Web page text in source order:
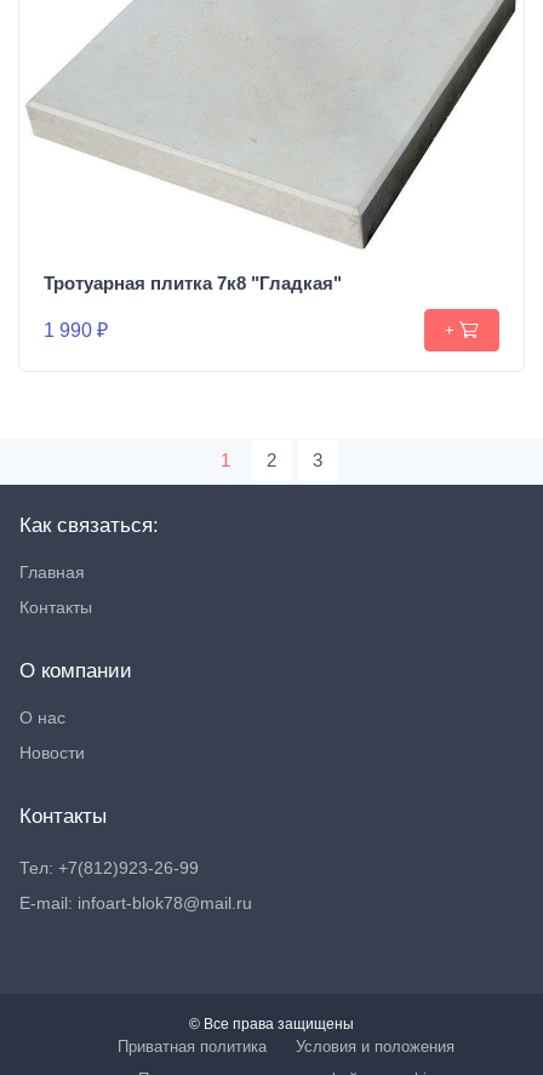
Тротуарная плитка 7к8 "Гладкая"
1 990 ₽ +
1 2 3
Как связаться:
Главная
Контакты
О компании
О нас
Новости
Контакты
Тел: +7(812)923-26-99
E-mail: infoart-blok78@mail.ru
© Все права защищены
Приватная политика
Условия и положения